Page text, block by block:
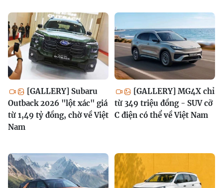
[GALLERY] Subaru
Outback 2026 "lột xác" giá
từ 1,49 tỷ đồng, chờ về Việt
Nam
[GALLERY] MG4X chỉ
từ 349 triệu đồng - SUV cỡ
C điện có thể về Việt Nam